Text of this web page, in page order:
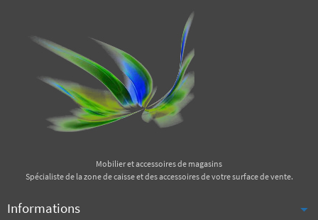
Mobilier et accessoires de magasins
Spécialiste de la zone de caisse et des accessoires de votre surface de vente.
Informations